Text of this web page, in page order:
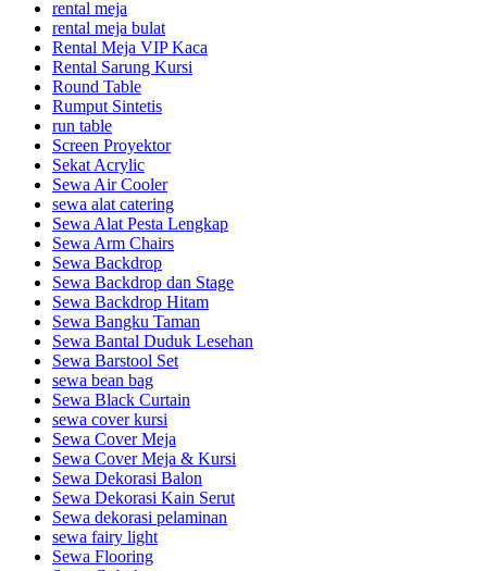
rental meja
rental meja bulat
Rental Meja VIP Kaca
Rental Sarung Kursi
Round Table
Rumput Sintetis
run table
Screen Proyektor
Sekat Acrylic
Sewa Air Cooler
sewa alat catering
Sewa Alat Pesta Lengkap
Sewa Arm Chairs
Sewa Backdrop
Sewa Backdrop dan Stage
Sewa Backdrop Hitam
Sewa Bangku Taman
Sewa Bantal Duduk Lesehan
Sewa Barstool Set
sewa bean bag
Sewa Black Curtain
sewa cover kursi
Sewa Cover Meja
Sewa Cover Meja & Kursi
Sewa Dekorasi Balon
Sewa Dekorasi Kain Serut
Sewa dekorasi pelaminan
sewa fairy light
Sewa Flooring